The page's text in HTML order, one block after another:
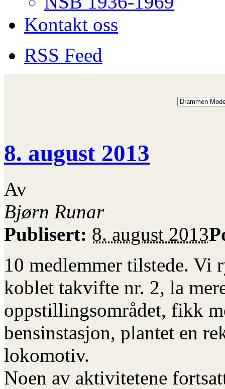
Kontakt oss
RSS Feed
8. august 2013
Av
Bjørn Runar
Publisert: 8. august 2013
10 medlemmer tilstede. Vi
koblet takvifte nr. 2, la
oppstillingsområdet, fikk
bensinstasjon, plantet en
lokomotiv.
Noen av aktivitetene